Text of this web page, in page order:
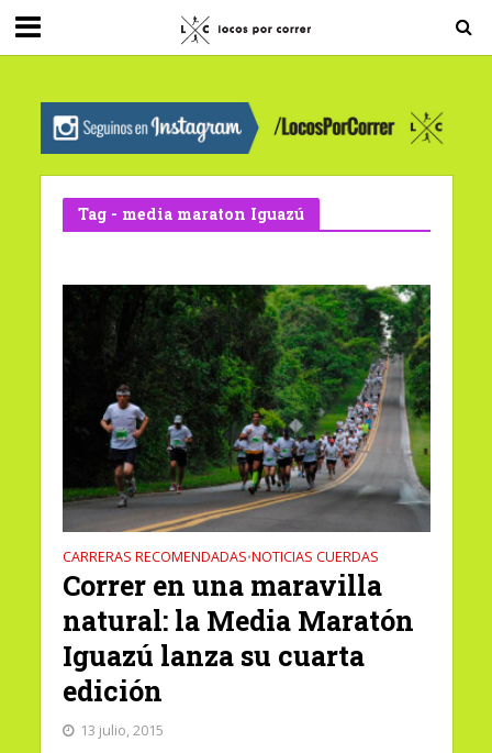
G-0X2PD3RFLV
Tag - media maraton Iguazú
CARRERAS RECOMENDADAS•NOTICIAS CUERDAS
Correr en una maravilla
natural: la Media Maratón
Iguazú lanza su cuarta
edición
13 julio, 2015